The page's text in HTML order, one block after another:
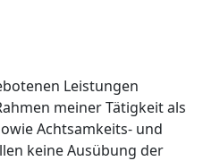
Leistungen
meiner Tätigkeit als
Achtsamkeits- und
keine Ausübung der